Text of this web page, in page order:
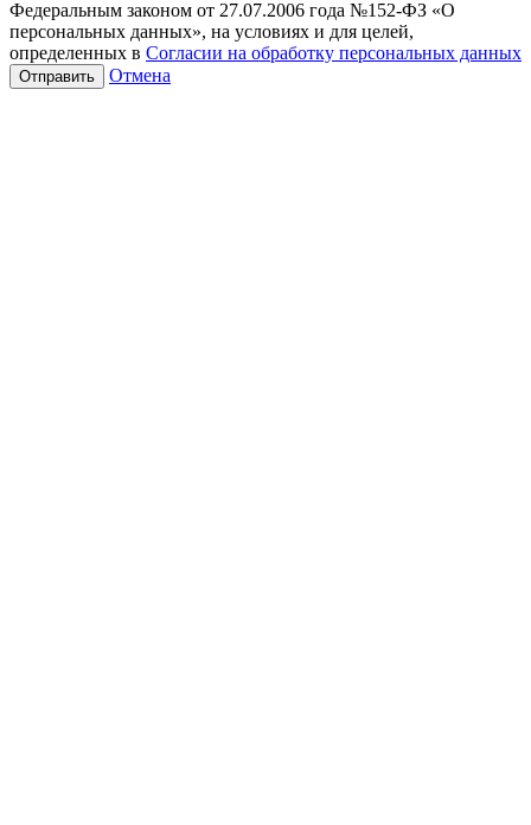
Федеральным законом от 27.07.2006 года №152-ФЗ «О
персональных данных», на условиях и для целей,
определенных в Согласии на обработку персональных данных
Отмена